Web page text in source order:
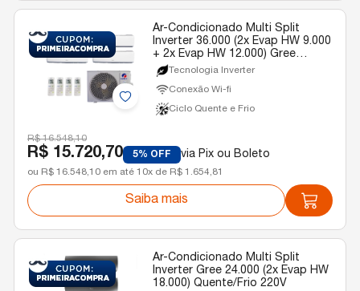
Ar-Condicionado Multi Split
Inverter 36.000 (2x Evap HW 9.000
+ 2x Evap HW 12.000) Gree
Quente/Frio R-32 220v
Tecnologia Inverter
Conexão Wi-fi
Ciclo Quente e Frio
R$ 16.548,10
R$ 15.720,70 5% OFF via Pix ou Boleto
ou R$ 16.548,10 em até 10x de R$ 1.654,81
Saiba mais
Ar-Condicionado Multi Split
Inverter Gree 24.000 (2x Evap HW
18.000) Quente/Frio 220V